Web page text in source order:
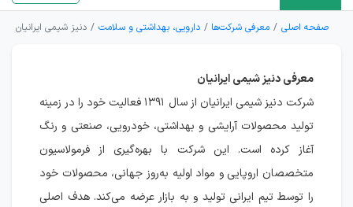
صفحه اصلی معرفی شرکت‌ها دارویی، بهداشتی و سلامت دنیز شیمی ایرانیان
معرفی دنیز شیمی ایرانیان
شرکت دنیز شیمی ایرانیان از سال ۱۳۹۱ فعالیت خود را در زمینه
تولید محصولات آرایشی و بهداشتی، خودرویی، صنعتی و رنگ
آغاز کرده است. این شرکت با بهره‌گیری از فرمولاسیون
متخصصان اروپایی و مواد اولیه به‌روز جهانی، محصولات خود
را توسط تیم ایرانی تولید و به بازار عرضه می‌کند. هدف اصلی